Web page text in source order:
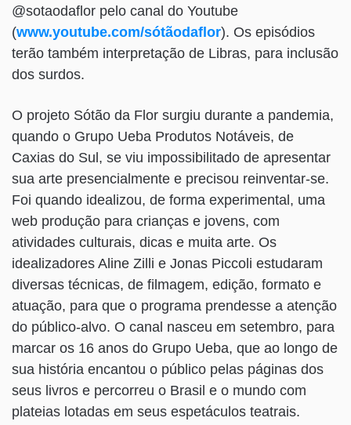
@sotaodaflor pelo canal do Youtube
(www.youtube.com/sótãodaflor). Os episódios
terão também interpretação de Libras, para inclusão
dos surdos.
O projeto Sótão da Flor surgiu durante a pandemia,
quando o Grupo Ueba Produtos Notáveis, de
Caxias do Sul, se viu impossibilitado de apresentar
sua arte presencialmente e precisou reinventar-se.
Foi quando idealizou, de forma experimental, uma
web produção para crianças e jovens, com
atividades culturais, dicas e muita arte. Os
idealizadores Aline Zilli e Jonas Piccoli estudaram
diversas técnicas, de filmagem, edição, formato e
atuação, para que o programa prendesse a atenção
do público-alvo. O canal nasceu em setembro, para
marcar os 16 anos do Grupo Ueba, que ao longo de
sua história encantou o público pelas páginas dos
seus livros e percorreu o Brasil e o mundo com
plateias lotadas em seus espetáculos teatrais.